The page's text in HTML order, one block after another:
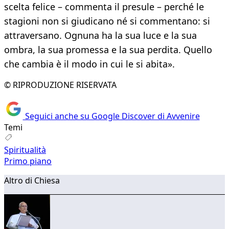
scelta felice – commenta il presule – perché le
stagioni non si giudicano né si commentano: si
attraversano. Ognuna ha la sua luce e la sua
ombra, la sua promessa e la sua perdita. Quello
che cambia è il modo in cui le si abita».
© RIPRODUZIONE RISERVATA
Seguici anche su Google Discover di Avvenire
Temi
Spiritualità
Primo piano
Altro di Chiesa